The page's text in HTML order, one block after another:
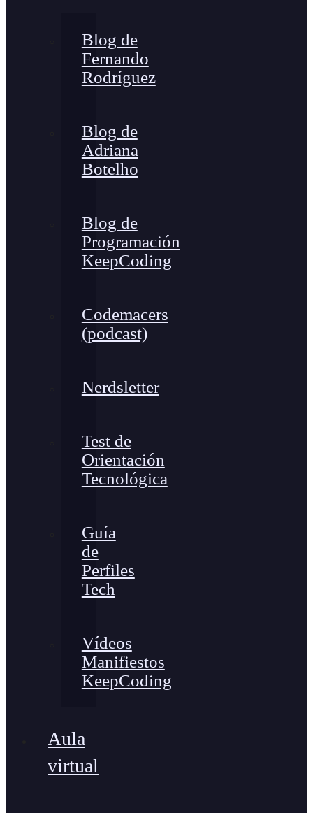
Blog de
Fernando
Rodríguez
Blog de
Adriana
Botelho
Blog de
Programación
KeepCoding
Codemacers
(podcast)
Nerdsletter
Test de
Orientación
Tecnológica
Guía
de
Perfiles
Tech
Vídeos
Manifiestos
KeepCoding
Aula
virtual